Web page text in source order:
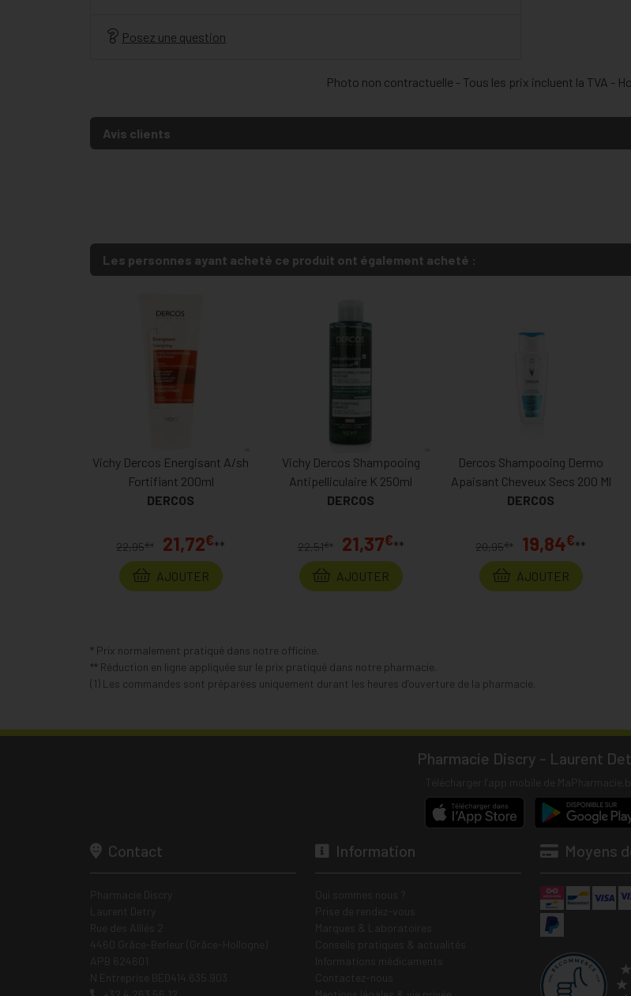
Posez une question
Photo non contractuelle - Tous les prix incluent la TVA -
Avis clients
Les personnes ayant acheté ce produit ont également acheté :
Vichy Dercos Energisant A/sh
Fortifiant 200ml
DERCOS
22,95€* 21,72€**
AJOUTER
Vichy Dercos Shampooing
Antipelliculaire K 250ml
DERCOS
22,51€ * 21,37€**
AJOUTER
Dercos Shampooing Dermo
Apaisant Cheveux Secs 200 Ml
DERCOS
20,95€* 19,84€**
AJOUTER
* Prix normalement pratiqué dans notre officine.
** Réduction en ligne appliquée sur le prix pratiqué dans notre pharmacie.
(1) Les commandes sont préparées uniquement durant les heures d’ouverture de la pharmacie.
Pharmacie Discry - Laurent
Contact Information Moyens